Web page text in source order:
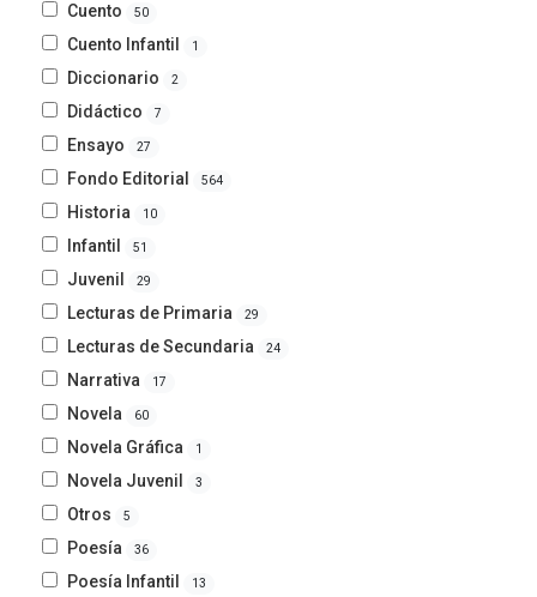
Cuento 50
Cuento Infantil 1
Diccionario 2
Didáctico 7
Ensayo 27
Fondo Editorial 564
Historia 10
Infantil 51
Juvenil 29
Lecturas de Primaria 29
Lecturas de Secundaria 24
Narrativa 17
Novela 60
Novela Gráfica 1
Novela Juvenil 3
Otros 5
Poesía 36
Poesía Infantil 13